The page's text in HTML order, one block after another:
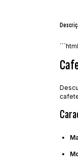
```html